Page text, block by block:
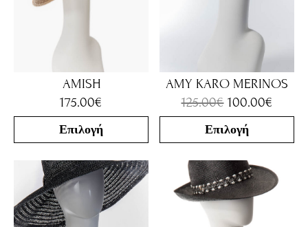
AMISH
175.00€
Επιλογή
AMY KARO MERINOS
125.00€ 100.00€
Επιλογή